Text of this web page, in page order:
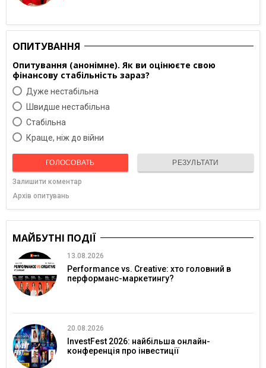
ОПИТУВАННЯ
Опитування (анонімне). Як ви оцінюєте свою
фінансову стабільність зараз?
Дуже нестабільна
Швидше нестабільна
Cтабільна
Краще, ніж до війни
ГОЛОСОВАТЬ РЕЗУЛЬТАТИ
Залишити коментар
Архів опитувань
МАЙБУТНІ ПОДІЇ
13.08.2026
Performance vs. Creative: хто головний в
перформанс-маркетингу?
20.08.2026
InvestFest 2026: найбільша онлайн-
конференція про інвестиції